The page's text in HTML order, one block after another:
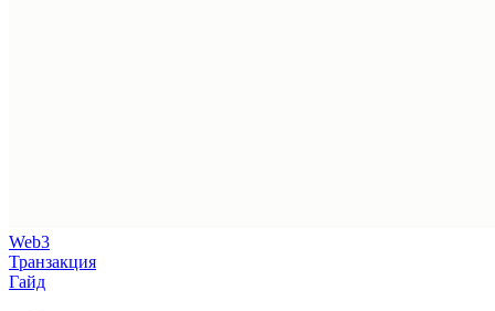
Web3
Транзакция
Гайд